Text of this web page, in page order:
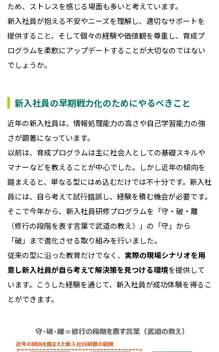
ため、ストレスを感じる場面も多いと考えています。
新入社員が抱える不安やニーズを理解し、適切なサポートを
提供すること、そして個々の経験や価値観を尊重し、育成プ
ログラムを柔軟にアップデートすることが大切なのではない
でしょうか。
新入社員の早期戦力化のためにやるべきこと
近年の新入社員は、情報処理能力の高さや自己学習能力の強
さが顕著になっています。
以前は、育成プログラムは主に社会人としての基礎スキルや
マナーなどを教えることが中心でした。しかし近年の傾向を
踏まえると、単なる型にはめ込むだけでは不十分です。新入社
員には、自ら考えて試行錯誤し、経験を積む機会が必要です。
そこで今年から、新入社員研修プログラムを「守・破・離
（修行の段階を表す言葉で武道の教え）」の「守」から
「破」まで進化させる取り組みを行いました。
従来の型に沿った教育だけでなく、 実際の現場シナリオを用
意し新入社員が自ら考えて解決策を見つける環境を提供して
います。こうした経験を通じて、新入社員が成功体験を得るこ
とができます。